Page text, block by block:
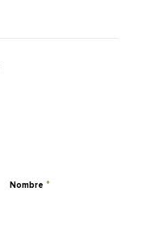
Nombre *